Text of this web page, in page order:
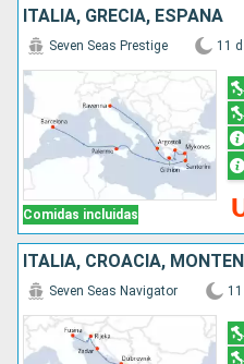
ITALIA, GRECIA, ESPAÑA
Comidas incluidas
Seven Seas Prestige 11 d
Seven Seas Navigator